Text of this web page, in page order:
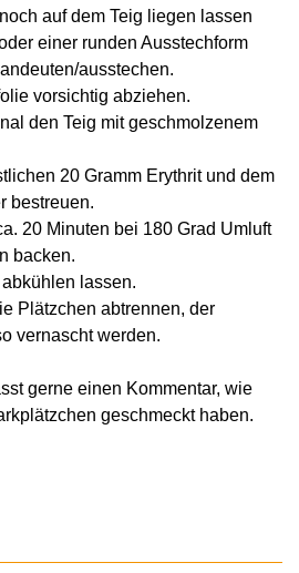
auf dem Teig liegen lassen
einer runden Ausstechform
ausstechen.
vorsichtig abziehen.
den Teig mit geschmolzenem
20 Gramm Erythrit und dem
bestreuen.
20 Minuten bei 180 Grad Umluft
backen.
lassen.
Plätzchen abtrennen, der
vernascht werden.
gerne einen Kommentar, wie
geschmeckt haben.